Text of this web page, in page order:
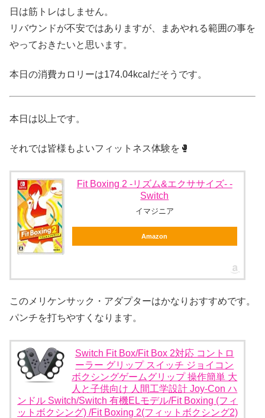
日は筋トレはしません。
リバウンドが不安ではありますが、まあやれる範囲の事を
やっておきたいと思います。
本日の消費カロリーは174.04kcalだそうです。
本日は以上です。
それでは皆様もよいフィットネス体験を🥊
Fit Boxing 2 -リズム&エクササイズ- -
Switch
イマジニア
Amazon
このメリケンサック・アダプターはかなりおすすめです。
パンチを打ちやすくなります。
Switch Fit Box/Fit Box 2対応 コントロ
ーラー グリップ スイッチ ジョイコン
ボクシングゲームグリップ 操作簡単 大
人と子供向け 人間工学設計 Joy-Con ハ
ンドル Switch/Switch 有機ELモデル/Fit Boxing (フィ
ットボクシング) /Fit Boxing 2(フィットボクシング2)